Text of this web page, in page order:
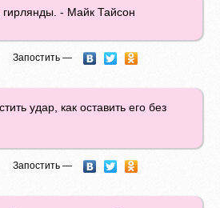
- Майк Тайсон
Запостить —
удар, как оставить его без
Запостить —